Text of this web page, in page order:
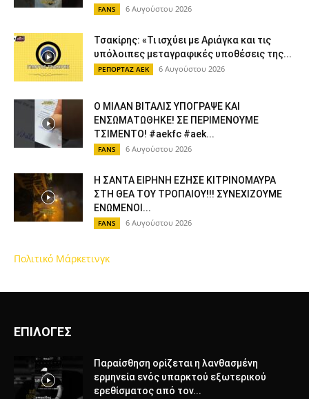
FANS 6 Αυγούστου 2026
Τσακίρης: «Τι ισχύει με Αριάγκα και τις
υπόλοιπες μεταγραφικές υποθέσεις της...
ΡΕΠΟΡΤΑΖ ΑΕΚ 6 Αυγούστου 2026
Ο ΜΙΛΑΝ ΒΙΤΑΛΙΣ ΥΠΟΓΡΑΨΕ ΚΑΙ
ΕΝΣΩΜΑΤΩΘΗΚΕ! ΣΕ ΠΕΡΙΜΕΝΟΥΜΕ
ΤΣΙΜΕΝΤΟ! #aekfc #aek...
FANS 6 Αυγούστου 2026
Η ΣΑΝΤΑ ΕΙΡΗΝΗ ΕΖΗΣΕ ΚΙΤΡΙΝΟΜΑΥΡΑ
ΣΤΗ ΘΕΑ ΤΟΥ ΤΡΟΠΑΙΟΥ!!! ΣΥΝΕΧΙΖΟΥΜΕ
ΕΝΩΜΕΝΟΙ...
FANS 6 Αυγούστου 2026
Πολιτικό Μάρκετινγκ
ΕΠΙΛΟΓΕΣ
Παραίσθηση ορίζεται η λανθασμένη
ερμηνεία ενός υπαρκτού εξωτερικού
ερεθίσματος από τον...